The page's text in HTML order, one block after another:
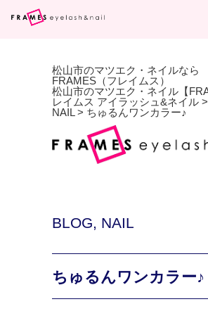
松山市のマツエク・ネイルなら
FRAMES（フレイムス）
松山市のマツエク・ネイル【
レイムス アイラッシュ&ネイル >
NAIL> ちゅるんワンカラー♪
BLOG, NAIL
ちゅるんワンカラー♪